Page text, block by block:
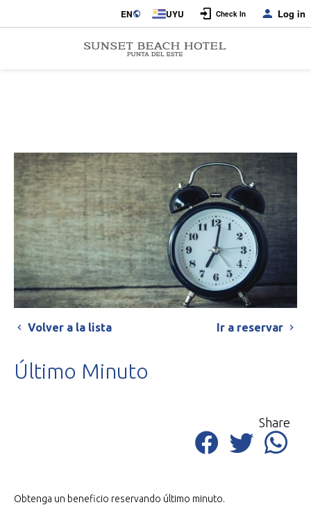
EN UYU Check In Log in
Volver a la lista Ir a reservar
Último Minuto
Share
Obtenga un beneficio reservando último minuto.